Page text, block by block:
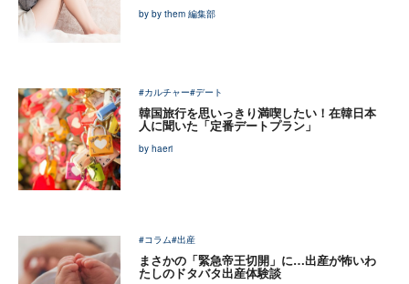
by by them 編集部
#カルチャー#デート
韓国旅行を思いっきり満喫したい！在韓日本
人に聞いた「定番デートプラン」
by haeri
#コラム#出産
まさかの「緊急帝王切開」に…出産が怖いわ
たしのドタバタ出産体験談